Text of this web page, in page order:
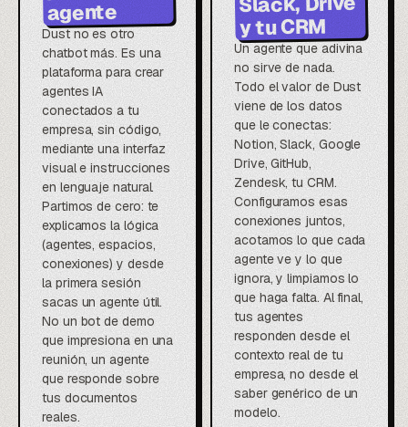
agente
Dust no es otro
chatbot más. Es una
plataforma para crear
agentes IA
conectados a tu
empresa, sin código,
mediante una interfaz
visual e instrucciones
en lenguaje natural.
Partimos de cero: te
explicamos la lógica
(agentes, espacios,
conexiones) y desde
la primera sesión
sacas un agente útil.
No un bot de demo
que impresiona en una
reunión, un agente
que responde sobre
tus documentos
reales.
y tu CRM
Un agente que adivina
no sirve de nada.
Todo el valor de Dust
viene de los datos
que le conectas:
Notion, Slack, Google
Drive, GitHub,
Zendesk, tu CRM.
Configuramos esas
conexiones juntos,
acotamos lo que cada
agente ve y lo que
ignora, y limpiamos lo
que haga falta. Al final,
tus agentes
responden desde el
contexto real de tu
empresa, no desde el
saber genérico de un
modelo.